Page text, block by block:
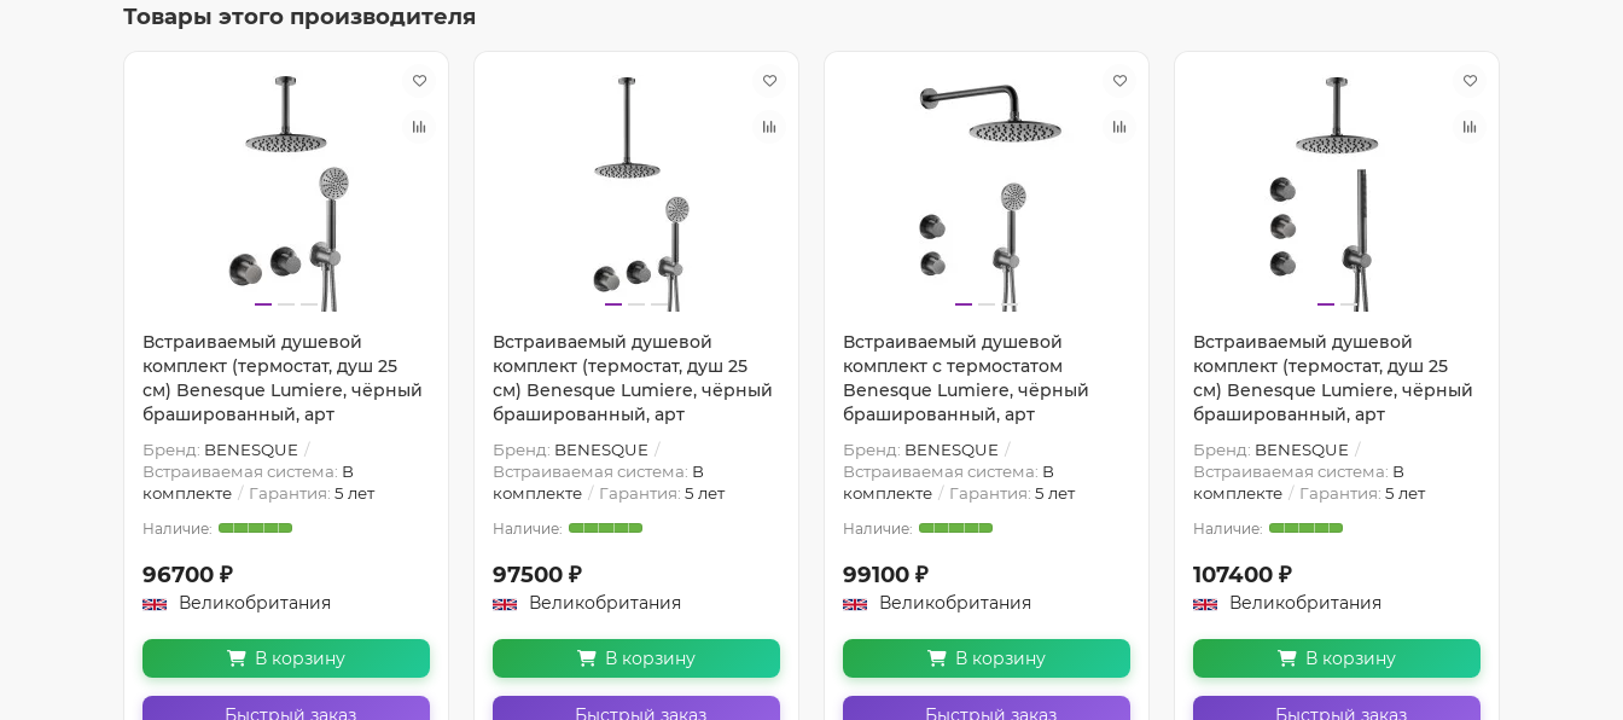
Товары этого производителя
Встраиваемый душевой
комплект (термостат, душ 25
см) Benesque Lumiere, чёрный
брашированный, арт
Бренд: BENESQUE
Встраиваемая система: В
комплекте
Гарантия: 5 лет
96700 ₽
Великобритания
В корзину
Быстрый заказ
Встраиваемый душевой
комплект (термостат, душ 25
см) Benesque Lumiere, чёрный
брашированный, арт
Бренд: BENESQUE
Встраиваемая система: В
комплекте
Гарантия: 5 лет
97500 ₽
Великобритания
В корзину
Быстрый заказ
Встраиваемый душевой
комплект с термостатом
Benesque Lumiere, чёрный
брашированный, арт
Бренд: BENESQUE
Встраиваемая система: В
комплекте
Гарантия: 5 лет
99100 ₽
Великобритания
В корзину
Быстрый заказ
Встраиваемый душевой
комплект (термостат, душ 25
см) Benesque Lumiere, чёрный
брашированный, арт
Бренд: BENESQUE
Встраиваемая система: В
комплекте
Гарантия: 5 лет
107400 ₽
Великобритания
В корзину
Быстрый заказ